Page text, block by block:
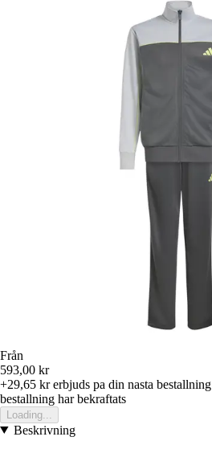
Från
593,00 kr
+29,65 krerbjuds pa din nasta bestallning
bestallning har bekraftats
Loading...
Beskrivning